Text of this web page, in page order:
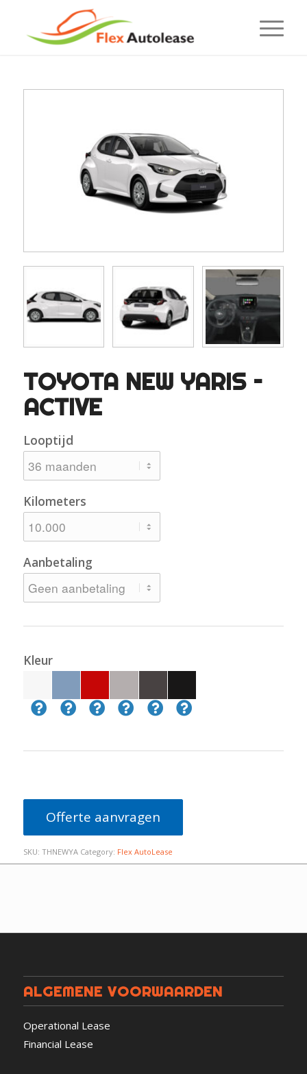
TOYOTA NEW YARIS –
ACTIVE
Looptijd
Kilometers
Aanbetaling
Kleur
Offerte aanvragen
SKU: THNEWYA Category: Flex AutoLease
ALGEMENE VOORWAARDEN
Operational Lease
Financial Lease